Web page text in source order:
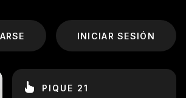
INICIAR SESIÓN
PIQUE 21